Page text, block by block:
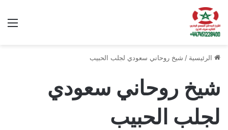
الرئيسية / شيخ روحاني سعودي لجلب الحبيب
شيخ روحاني سعودي
لجلب الحبيب